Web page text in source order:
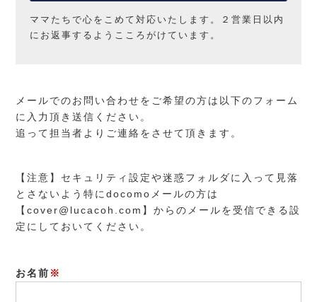
ママたちで心をこめて対応いたします。２営業日以内
にお返事するようこころがけています。
メールでのお問い合わせをご希望の方は以下のフォーム
に入力頂き送信ください。
追って担当者よりご連絡をさせて頂きます。
【注意】セキュリティ設定や迷惑フォルダに入って見落
とさないよう特にdocomoメールの方は
【cover@lucacoh.com】からのメールを受信できる設
定にしておいてください。
お名前 ※